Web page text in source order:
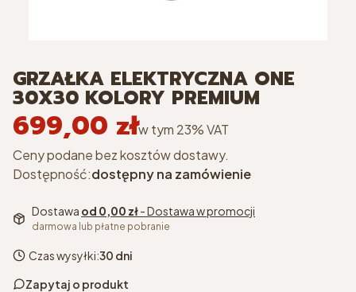
GRZAŁKA ELEKTRYCZNA ONE
30X30 KOLORY PREMIUM
Cena
699,00 złw tym 23% VAT
w tym 23%VAT
Ceny podane bez kosztów dostawy.
Dostępność:dostępny na zamówienie
Dostawa od 0,00 zł- Dostawa w promocji
darmowa lub płatne pobranie
Czas wysyłki:30 dni
Zapytaj o produkt